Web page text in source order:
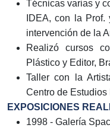
Técnicas varias y
IDEA, con la
intervención de la
Realizó cursos
Plástico y Editor,
Taller con la
Centro de Estudios
EXPOSICIONES
1998 - Galería